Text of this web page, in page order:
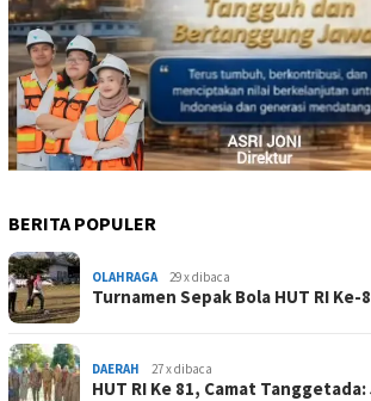
BERITA POPULER
OLAHRAGA 29 x dibaca
Turnamen Sepak Bola HUT RI
DAERAH 27 x dibaca
HUT RI Ke 81, Camat